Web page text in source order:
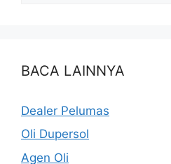
BACA LAINNYA
Dealer Pelumas
Oli Dupersol
Agen Oli